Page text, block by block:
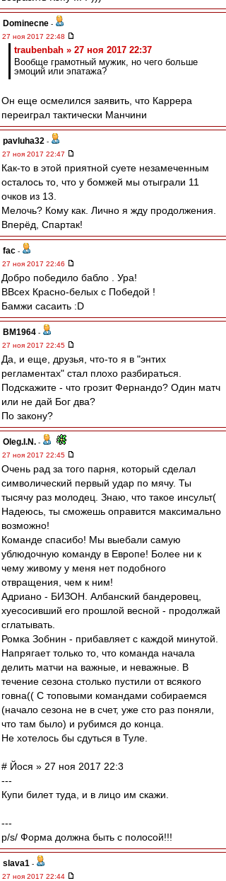
Dominecne -
27 ноя 2017 22:48
traubenbah » 27 ноя 2017 22:37
Вообще грамотный мужик, но чего больше
эмоций или эпатажа?
Он еще осмелился заявить, что Каррера
переиграл тактически Манчини
pavluha32 -
27 ноя 2017 22:47
Как-то в этой приятной суете незамеченным
осталось то, что у бомжей мы отыграли 11
очков из 13.
Мелочь? Кому как. Лично я жду продолжения.
Вперёд, Спартак!
fac -
27 ноя 2017 22:46
Добро победило бабло . Ура!
ВВсех Красно-белых с Победой !
Бамжи сасаить :D
BM1964 -
27 ноя 2017 22:45
Да, и еще, друзья, что-то я в "энтих
регламентах" стал плохо разбираться.
Подскажите - что грозит Фернандо? Один матч
или не дай Бог два?
По закону?
Oleg.I.N. -
27 ноя 2017 22:45
Очень рад за того парня, который сделал
символический первый удар по мячу. Ты
тысячу раз молодец. Знаю, что такое инсульт(
Надеюсь, ты сможешь оправится максимально
возможно!
Команде спасибо! Мы выебали самую
ублюдочную команду в Европе! Более ни к
чему живому у меня нет подобного
отвращения, чем к ним!
Адриано - БИЗОН. Албанский бандеровец,
хуесосивший его прошлой весной - продолжай
сглатывать.
Ромка Зобнин - прибавляет с каждой минутой.
Напрягает только то, что команда начала
делить матчи на важные, и неважные. В
течение сезона столько пустили от всякого
говна(( С топовыми командами собираемся
(начало сезона не в счет, уже сто раз поняли,
что там было) и рубимся до конца.
Не хотелось бы сдуться в Туле.
# Йося » 27 ноя 2017 22:3
---
Купи билет туда, и в лицо им скажи.
---
p/s/ Форма должна быть с полосой!!!
slava1 -
27 ноя 2017 22:44